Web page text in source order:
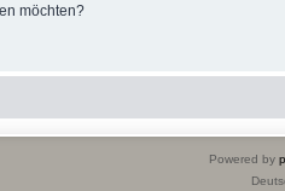
möchten?
Powered by